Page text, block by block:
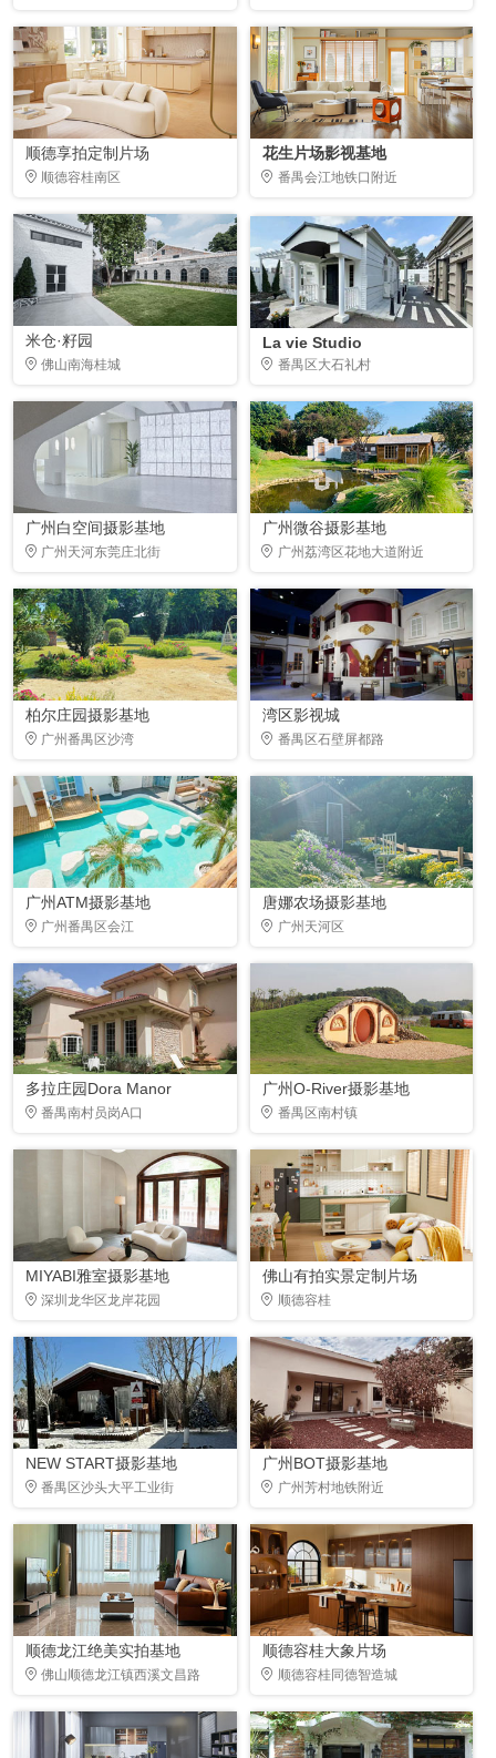
顺德享拍定制片场
顺德容桂南区
花生片场影视基地
番禺会江地铁口附近
米仓·籽园
佛山南海桂城
La vie Studio
番禺区大石礼村
广州白空间摄影基地
广州天河东莞庄北街
广州微谷摄影基地
广州荔湾区花地大道附近
柏尔庄园摄影基地
广州番禺区沙湾
湾区影视城
番禺区石壁屏都路
广州ATM摄影基地
广州番禺区会江
唐娜农场摄影基地
广州天河区
多拉庄园Dora Manor
番禺南村员岗A口
广州O-River摄影基地
番禺区南村镇
MIYABI雅室摄影基地
深圳龙华区龙岸花园
佛山有拍实景定制片场
顺德容桂
NEW START摄影基地
番禺区沙头大平工业街
广州BOT摄影基地
广州芳村地铁附近
顺德龙江绝美实拍基地
佛山顺德龙江镇西溪文昌路
顺德容桂大象片场
顺德容桂同德智造城